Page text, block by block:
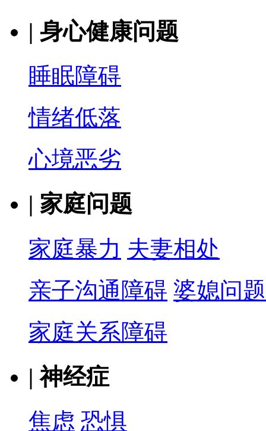
| 身心健康问题
睡眠障碍
情绪低落
心境恶劣
| 家庭问题
家庭暴力 夫妻相处
亲子沟通障碍 婆媳问题
家庭关系障碍
| 神经症
焦虑 恐惧